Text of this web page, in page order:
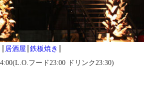
居酒屋 鉄板焼き
フード23:00 ドリンク23:30)